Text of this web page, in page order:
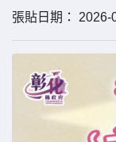
張貼日期：